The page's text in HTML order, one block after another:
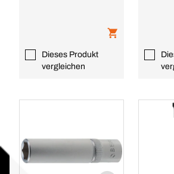
Dieses Produkt
vergleichen